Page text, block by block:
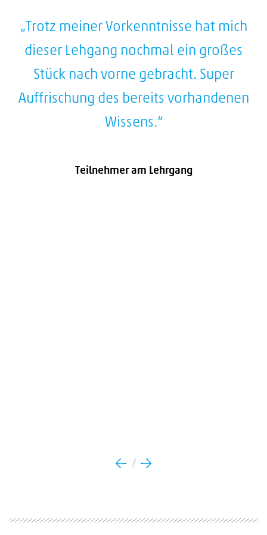
„Trotz meiner Vorkenntnisse hat mich
dieser Lehgang nochmal ein großes
Stück nach vorne gebracht. Super
Auffrischung des bereits vorhandenen
Wissens.“
Teilnehmer am Lehrgang